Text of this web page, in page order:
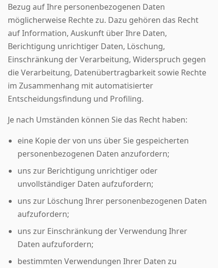
Bezug auf Ihre personenbezogenen Daten
möglicherweise Rechte zu. Dazu gehören das Recht
auf Information, Auskunft über Ihre Daten,
Berichtigung unrichtiger Daten, Löschung,
Einschränkung der Verarbeitung, Widerspruch gegen
die Verarbeitung, Datenübertragbarkeit sowie Rechte
im Zusammenhang mit automatisierter
Entscheidungsfindung und Profiling.
Je nach Umständen können Sie das Recht haben:
eine Kopie der von uns über Sie gespeicherten
personenbezogenen Daten anzufordern;
uns zur Berichtigung unrichtiger oder
unvollständiger Daten aufzufordern;
uns zur Löschung Ihrer personenbezogenen Daten
aufzufordern;
uns zur Einschränkung der Verwendung Ihrer
Daten aufzufordern;
bestimmten Verwendungen Ihrer Daten zu